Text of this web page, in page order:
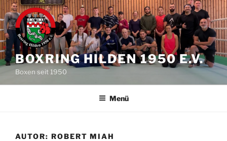
Zum
Inhalt
springen
BOXRING HILDEN 1950 E.V.
Boxen seit 1950
Menü
AUTOR: ROBERT MIAH